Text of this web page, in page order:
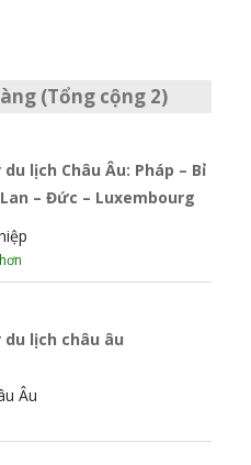
(Tổng cộng 2)
du lịch Châu Âu: Pháp – Bỉ
– Đức – Luxembourg
du lịch châu âu
Âu